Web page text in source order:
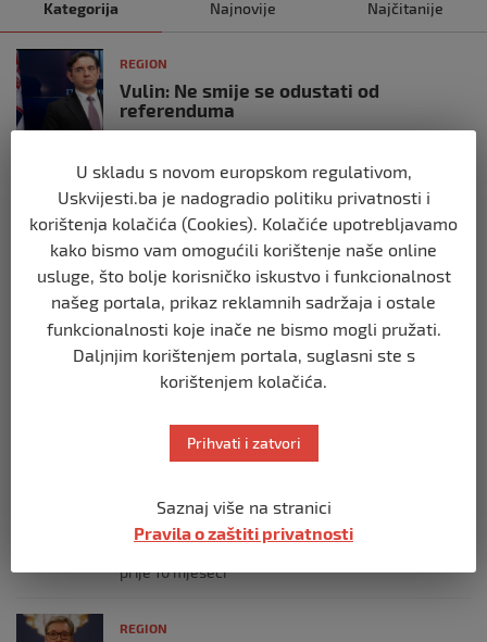
Kategorija Najnovije Najčitanije
REGION
Vulin: Ne smije se odustati od
referenduma
REGION
Mira se dvadeseti put cijepila protiv
gripe: ‘Zato da ne budem bolesna’
prije 10 mjeseci
REGION
Predsjednik Srbije Aleksandar Vučić
poslao vijenac: Posljednji pozdrav
Halidu
prije 10 mjeseci
Koza ogrebala dijete u zoološkom vrtu,
roditelji zvali hitnu i policiju: “Došli su
uhapsiti kozu”
prije 10 mjeseci
REGION
U skladu s novom europskom regulativom,
Uskvijesti.ba je nadogradio politiku privatnosti i
korištenja kolačića (Cookies). Kolačiće upotrebljavamo
kako bismo vam omogućili korištenje naše online
usluge, što bolje korisničko iskustvo i funkcionalnost
našeg portala, prikaz reklamnih sadržaja i ostale
funkcionalnosti koje inače ne bismo mogli pružati.
Daljnjim korištenjem portala, suglasni ste s
korištenjem kolačića.
Prihvati i zatvori
Saznaj više na stranici
Pravila o zaštiti privatnosti